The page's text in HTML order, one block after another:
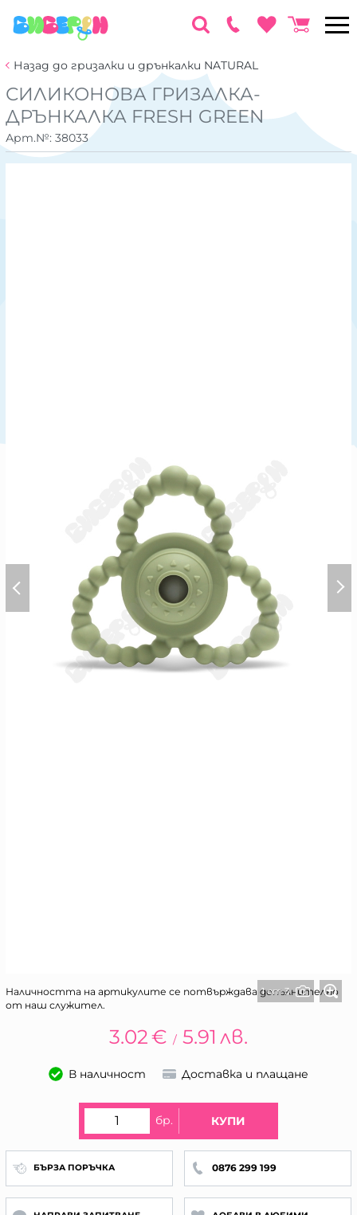
Назад до гризалки и дрънкалки NATURAL
СИЛИКОНОВА ГРИЗАЛКА-
ДРЪНКАЛКА FRESH GREEN
Арт.№: 38033
1 от 3
Наличността на артикулите се потвърждава допълнително
от наш служител.
3.02€ / 5.91 лв.
В наличност Доставка и плащане
бр. КУПИ
БЪРЗА ПОРЪЧКА 0876 299 199